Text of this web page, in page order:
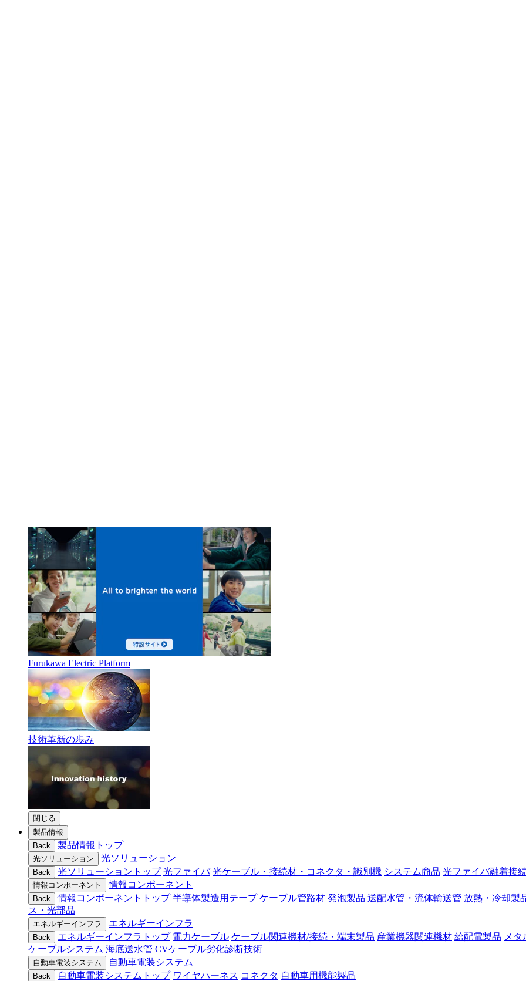
Furukawa Electric Platform
技術革新の歩み
閉じる
製品情報
Back
製品情報トップ
光ソリューション 光ソリューション
Back 光ソリューショントップ 光ファイバ 光ケーブル・接続材・コネクタ・識別機 システム商品 光ファイバ融着接
情報コンポーネント 情報コンポーネント
Back 情報コンポーネントトップ 半導体製造用テープ ケーブル管路材 発泡製品 送配水管・流体輸送管 放熱・冷却製
ス・光部品
エネルギーインフラ エネルギーインフラ
Back エネルギーインフラトップ 電力ケーブル ケーブル関連機材/接続・端末製品 産業機器関連機材 給配電製品 メ
ケーブルシステム 海底送水管 CVケーブル劣化診断技術
自動車電装システム 自動車電装システム
Back 自動車電装システムトップ ワイヤハーネス コネクタ 自動車用機能製品